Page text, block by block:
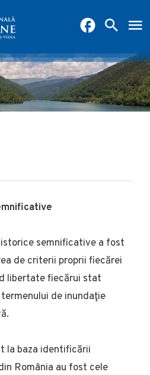
semnificative a fost
de criterii proprii fiecărei
libertate fiecărui stat
de inundaţie
la baza identificării
România au fost cele